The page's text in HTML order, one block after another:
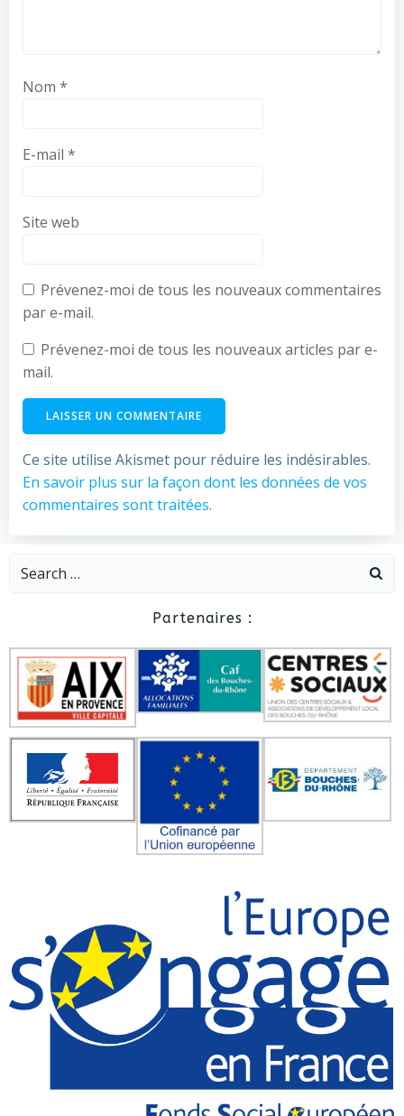
Nom *
E-mail *
Site web
Prévenez-moi de tous les nouveaux commentaires
par e-mail.
Prévenez-moi de tous les nouveaux articles par e-
mail.
Ce site utilise Akismet pour réduire les indésirables.
En savoir plus sur la façon dont les données de vos
commentaires sont traitées.
Search
Partenaires :